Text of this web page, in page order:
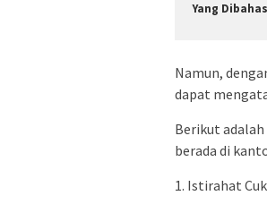
Yang Dibahas
Namun,
dapat
Berikut
berada di
1. Istirahat